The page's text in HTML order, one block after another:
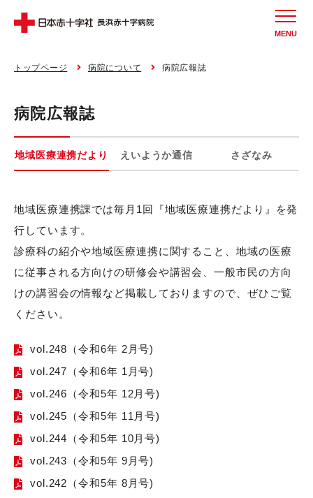
MENU
トップページ 病院について 病院広報誌
病院広報誌
地域医療連携だより えいようか通信 さざなみ
地域医療連携課では毎月1回『地域医療連携だより』を発
行しています。
診療科の紹介や地域医療連携に関すること、地域の医療
に従事される方向けの研修会や講習会、一般市民の方向
けの講習会の情報など掲載しておりますので、ぜひご覧
ください。
vol.248（令和6年 2月号)
vol.247（令和6年 1月号)
vol.246（令和5年 12月号)
vol.245（令和5年 11月号)
vol.244（令和5年 10月号)
vol.243（令和5年 9月号)
vol.242（令和5年 8月号)